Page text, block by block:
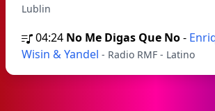
Lublin
04:24 No Me Digas Que No-
Wisin & Yandel - Radio RMF - Latino